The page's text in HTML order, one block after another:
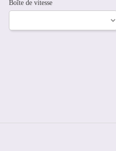
Boîte de vitesse